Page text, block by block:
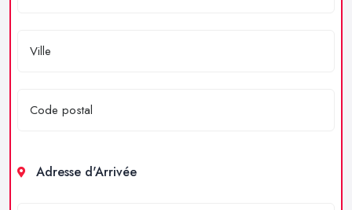
Adresse d'Arrivée